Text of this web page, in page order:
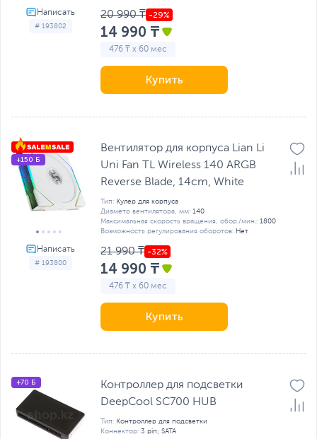
# 193802
20 990 ₸
14 990 ₸
476 ₸ x 60 мес
Купить
# 193800
+150 Б
Вентилятор для корпуса Lian Li
Uni Fan TL Wireless 140 ARGB
Reverse Blade, 14cm, White
Тип: Кулер для корпуса
Диаметр вентилятора, мм: 140
Максимальная скорость вращения, обор./мин.: 1800
Возможность регулирования оборотов: Нет
21 990 ₸
14 990 ₸
476 ₸ x 60 мес
Купить
+70 Б
Контроллер для подсветки
DeepCool SC700 HUB
Тип: Контроллер для подсветки
Коннектор: 3 pin; SATA